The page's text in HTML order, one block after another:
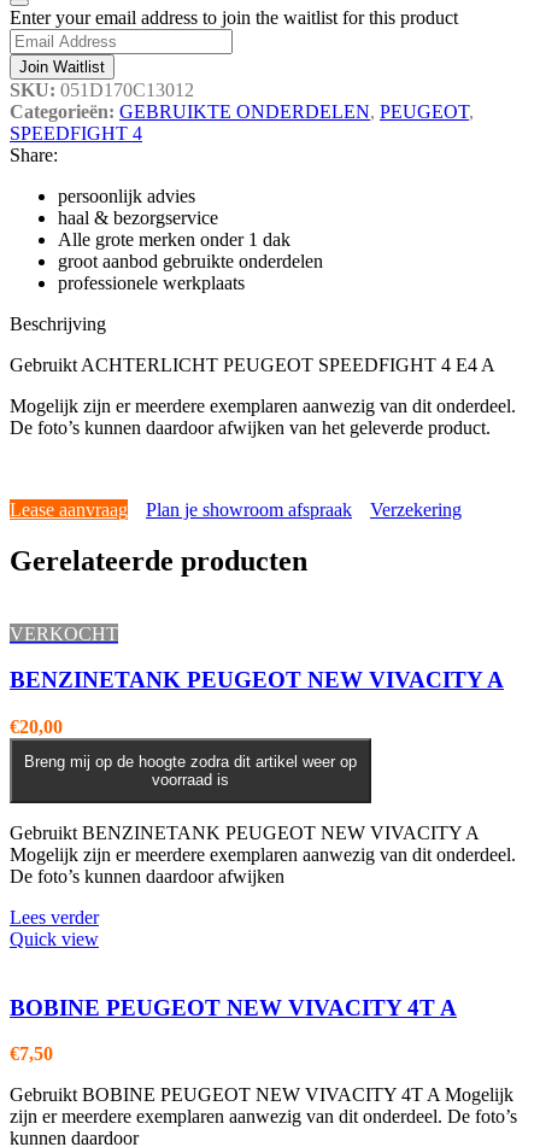
Dismiss
notification
Enter your email address to join the waitlist for this product
Join Waitlist
SKU: 051D170C13012
Categorieën: GEBRUIKTE ONDERDELEN, PEUGEOT,
SPEEDFIGHT 4
Share:
persoonlijk advies
haal & bezorgservice
Alle grote merken onder 1 dak
groot aanbod gebruikte onderdelen
professionele werkplaats
Beschrijving
Gebruikt ACHTERLICHT PEUGEOT SPEEDFIGHT 4 E4 A
Mogelijk zijn er meerdere exemplaren aanwezig van dit onderdeel.
De foto’s kunnen daardoor afwijken van het geleverde product.
Lease aanvraag Plan je showroom afspraak Verzekering
Gerelateerde producten
VERKOCHT
BENZINETANK PEUGEOT NEW VIVACITY A
€20,00
Breng mij op de hoogte zodra dit artikel weer op
voorraad is
Gebruikt BENZINETANK PEUGEOT NEW VIVACITY A
Mogelijk zijn er meerdere exemplaren aanwezig van dit onderdeel.
De foto’s kunnen daardoor afwijken
Lees verder
Quick view
BOBINE PEUGEOT NEW VIVACITY 4T A
€7,50
Gebruikt BOBINE PEUGEOT NEW VIVACITY 4T A Mogelijk
zijn er meerdere exemplaren aanwezig van dit onderdeel. De foto’s
kunnen daardoor